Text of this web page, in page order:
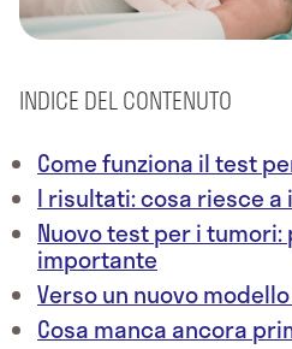
INDICE DEL CONTENUTO
Come funziona il test
I risultati: cosa riesce
Nuovo test per i
importante
Verso un nuovo
Cosa manca ancora